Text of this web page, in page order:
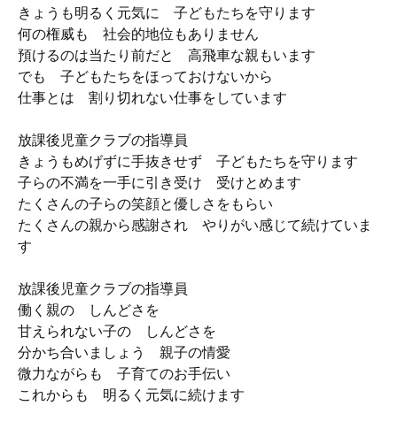
きょうも明るく元気に 子どもたちを守ります
何の権威も 社会的地位もありません
預けるのは当たり前だと 高飛車な親もいます
でも 子どもたちをほっておけないから
仕事とは 割り切れない仕事をしています
放課後児童クラブの指導員
きょうもめげずに手抜きせず 子どもたちを守ります
子らの不満を一手に引き受け 受けとめます
たくさんの子らの笑顔と優しさをもらい
たくさんの親から感謝され やりがい感じて続けていま
す
放課後児童クラブの指導員
働く親の しんどさを
甘えられない子の しんどさを
分かち合いましょう 親子の情愛
微力ながらも 子育てのお手伝い
これからも 明るく元気に続けます